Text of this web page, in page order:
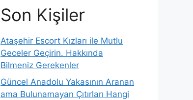
Son Kişiler
Ataşehir Escort Kızları ile Mutlu
Geceler Geçirin. Hakkında
Bilmeniz Gerekenler
Güncel Anadolu Yakasının Aranan
ama Bulunamayan Çıtırları Hangi